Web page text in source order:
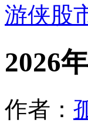
游侠股
2026
作者：